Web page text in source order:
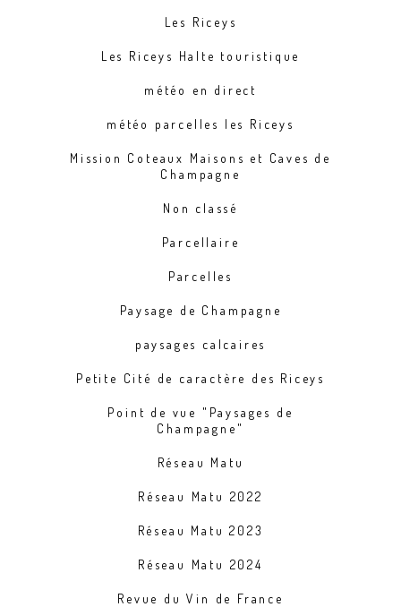
Les Riceys
Les Riceys Halte touristique
météo en direct
météo parcelles les Riceys
Mission Coteaux Maisons et Caves de
Champagne
Non classé
Parcellaire
Parcelles
Paysage de Champagne
paysages calcaires
Petite Cité de caractère des Riceys
Point de vue "Paysages de
Champagne"
Réseau Matu
Réseau Matu 2022
Réseau Matu 2023
Réseau Matu 2024
Revue du Vin de France